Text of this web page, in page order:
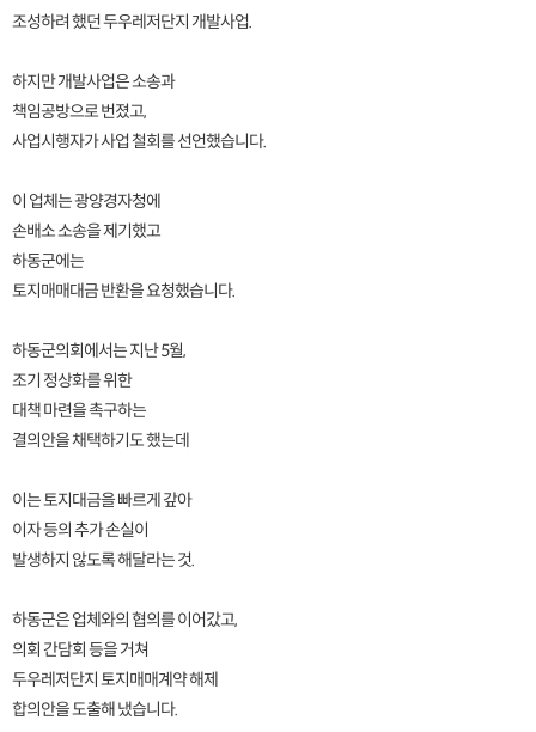
조성하려 했던 두우레저단지 개발사업.
하지만 개발사업은 소송과
책임공방으로 번졌고,
사업시행자가 사업 철회를 선언했습니다.
이 업체는 광양경자청에
손배소 소송을 제기했고
하동군에는
토지매매대금 반환을 요청했습니다.
하동군의회에서는 지난 5월,
조기 정상화를 위한
대책 마련을 촉구하는
결의안을 채택하기도 했는데
이는 토지대금을 빠르게 갚아
이자 등의 추가 손실이
발생하지 않도록 해달라는 것.
하동군은 업체와의 협의를 이어갔고,
의회 간담회 등을 거쳐
두우레저단지 토지매매계약 해제
합의안을 도출해 냈습니다.